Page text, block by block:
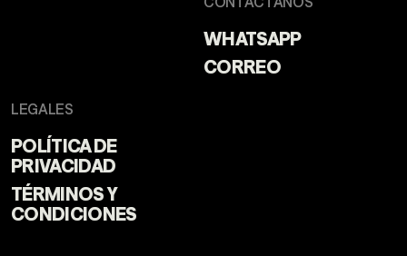
WHATSAPP
CORREO
LEGALES
POLÍTICA DE
PRIVACIDAD
TÉRMINOS Y
CONDICIONES